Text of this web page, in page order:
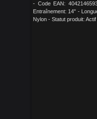
- Code EAN:
Entraînement: 14" -
Nylon - Statut produit: